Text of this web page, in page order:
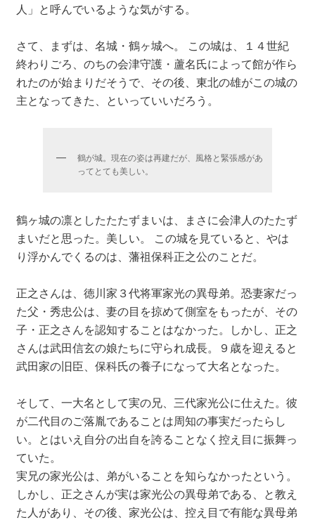
人」と呼んでいるような気がする。
さて、まずは、名城・鶴ヶ城へ。 この城は、１４世紀
終わりごろ、のちの会津守護・蘆名氏によって館が作ら
れたのが始まりだそうで、その後、東北の雄がこの城の
主となってきた、といっていいだろう。
鶴が城。現在の姿は再建だが、風格と緊張感があ
ってとても美しい。
鶴ヶ城の凛としたたたずまいは、まさに会津人のたたず
まいだと思った。美しい。 この城を見ていると、やは
り浮かんでくるのは、藩祖保科正之公のことだ。
正之さんは、徳川家３代将軍家光の異母弟。恐妻家だっ
た父・秀忠公は、妻の目を掠めて側室をもったが、その
子・正之さんを認知することはなかった。しかし、正之
さんは武田信玄の娘たちに守られ成長。９歳を迎えると
武田家の旧臣、保科氏の養子になって大名となった。
そして、一大名として実の兄、三代家光公に仕えた。彼
が二代目のご落胤であることは周知の事実だったらし
い。とはいえ自分の出自を誇ることなく控え目に振舞っ
ていた。
実兄の家光公は、弟がいることを知らなかったという。
しかし、正之さんが実は家光公の異母弟である、と教え
た人があり、その後、家光公は、控え目で有能な異母弟